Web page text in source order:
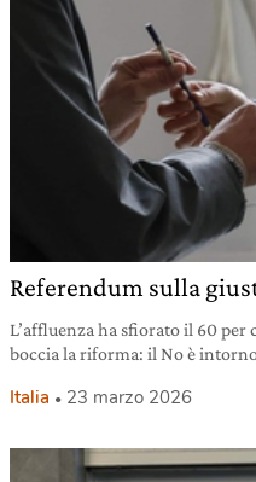
Referendum sulla
L’affluenza ha sfiorato il 60
boccia la riforma: il No è
Italia 23 marzo 2026